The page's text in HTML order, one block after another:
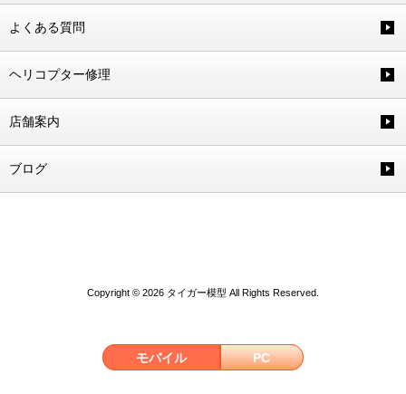
よくある質問
ヘリコプター修理
店舗案内
ブログ
Copyright © 2026 タイガー模型 All Rights Reserved.
モバイル PC